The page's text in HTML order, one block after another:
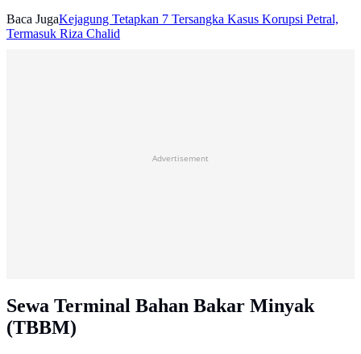
Baca JugaKejagung Tetapkan 7 Tersangka Kasus Korupsi Petral,
Termasuk Riza Chalid
Advertisement
Sewa Terminal Bahan Bakar Minyak
(TBBM)